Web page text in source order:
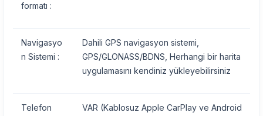
formatı :
Navigasyo
n Sistemi :
Dahili GPS navigasyon sistemi,
GPS/GLONASS/BDNS, Herhangi bir harita
uygulamasını kendiniz yükleyebilirsiniz
Telefon VAR (Kablosuz Apple CarPlay ve Android